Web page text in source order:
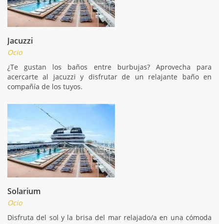
Jacuzzi
Ocio
¿Te gustan los baños entre burbujas? Aprovecha para
acercarte al jacuzzi y disfrutar de un relajante baño en
compañía de los tuyos.
Solarium
Ocio
Disfruta del sol y la brisa del mar relajado/a en una cómoda